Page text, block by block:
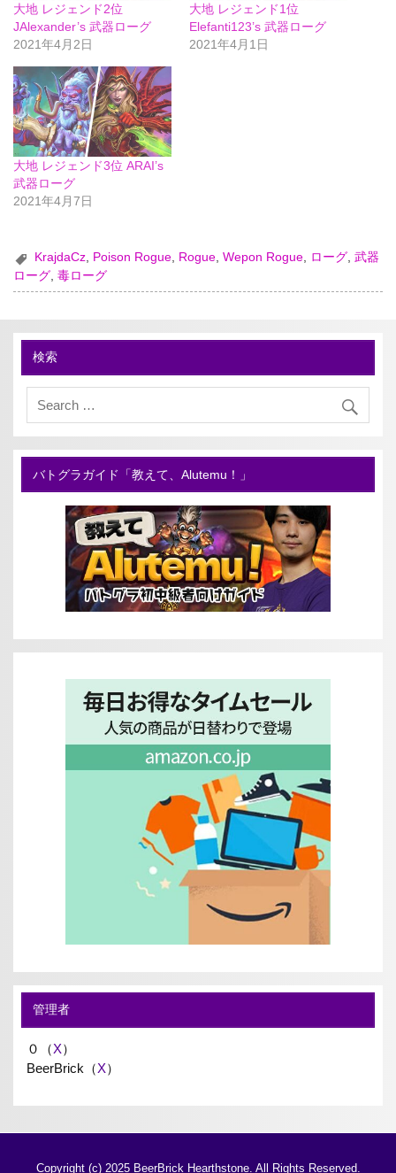
大地 レジェンド2位
JAlexander’s 武器ローグ
2021年4月2日
大地 レジェンド1位
Elefanti123’s 武器ローグ
2021年4月1日
大地 レジェンド3位 ARAI’s
武器ローグ
2021年4月7日
KrajdaCz, Poison Rogue, Rogue,Wepon Rogue, ローグ,武器
ローグ ,毒ローグ
検索
バトグラガイド「教えて、Alutemu！」
管理者
０（X）
BeerBrick（X）
Copyright (c) 2025 BeerBrick Hearthstone. All Rights Reserved.